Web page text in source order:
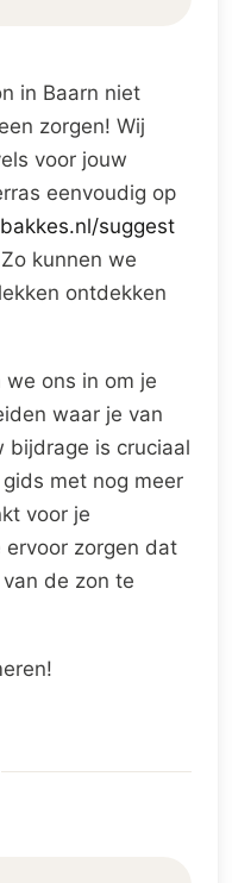
in Baarn niet
zorgen! Wij
voor jouw
eenvoudig op
suggest
kunnen we
ontdekken
ons in om je
waar je van
bijdrage is cruciaal
met nog meer
voor je
zorgen dat
de zon te